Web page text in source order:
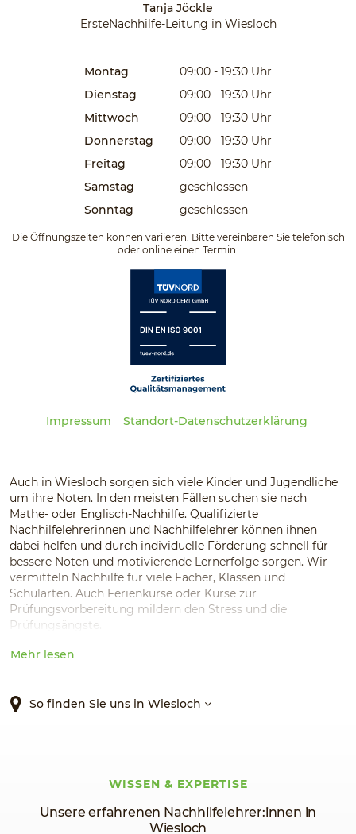
Tanja Jöckle
ErsteNachhilfe-Leitung in Wiesloch
Montag 09:00 - 19:30 Uhr
Dienstag
09:00 - 19:30 Uhr
Mittwoch
09:00 - 19:30 Uhr
Donnerstag
09:00 - 19:30 Uhr
Freitag
09:00 - 19:30 Uhr
Samstag
geschlossen
Sonntag
geschlossen
Die Öffnungszeiten können variieren. Bitte vereinbaren Sie telefonisch
oder online einen Termin.
Impressum Standort-Datenschutzerklärung
Auch in Wiesloch sorgen sich viele Kinder und Jugendliche
um ihre Noten. In den meisten Fällen suchen sie nach
Mathe- oder Englisch-Nachhilfe. Qualifizierte
Nachhilfelehrerinnen und Nachhilfelehrer können ihnen
dabei helfen und durch individuelle Förderung schnell für
bessere Noten und motivierende Lernerfolge sorgen. Wir
vermitteln Nachhilfe für viele Fächer, Klassen und
Schularten. Auch Ferienkurse oder Kurse zur
Prüfungsvorbereitung mildern den Stress und die
Prüfungsängste.
Mehr lesen
So finden Sie uns in Wiesloch
Unsere erfahrenen Nachhilfelehrer:innen in
Wiesloch
WISSEN & EXPERTISE